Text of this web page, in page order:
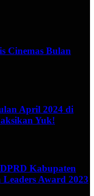
Cinemas Bulan
April 2024 di
Yuk!
Kabupaten
Award 2023